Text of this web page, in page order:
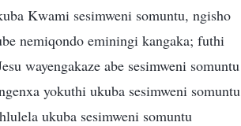
Kwami sesimweni somuntu, ngisho
nemiqondo eminingi kangaka; futhi
wayengakaze abe sesimweni somuntu
yokuthi ukuba sesimweni somuntu
ukuba sesimweni somuntu